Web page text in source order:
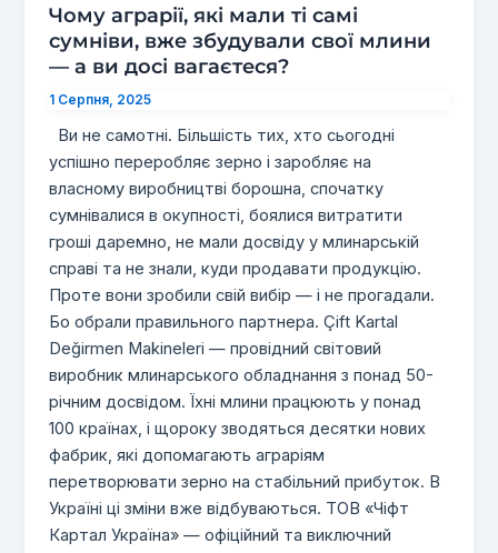
Чому аграрії, які мали ті самі
сумніви, вже збудували свої млини
— а ви досі вагаєтеся?
1 Серпня, 2025
Ви не самотні. Більшість тих, хто сьогодні
успішно переробляє зерно і заробляє на
власному виробництві борошна, спочатку
сумнівалися в окупності, боялися витратити
гроші даремно, не мали досвіду у млинарській
справі та не знали, куди продавати продукцію.
Проте вони зробили свій вибір — і не прогадали.
Бо обрали правильного партнера. Çift Kartal
Değirmen Makineleri — провідний світовий
виробник млинарського обладнання з понад 50-
річним досвідом. Їхні млини працюють у понад
100 країнах, і щороку зводяться десятки нових
фабрик, які допомагають аграріям
перетворювати зерно на стабільний прибуток. В
Україні ці зміни вже відбуваються. ТОВ «Чіфт
Картал Україна» — офіційний та виключний